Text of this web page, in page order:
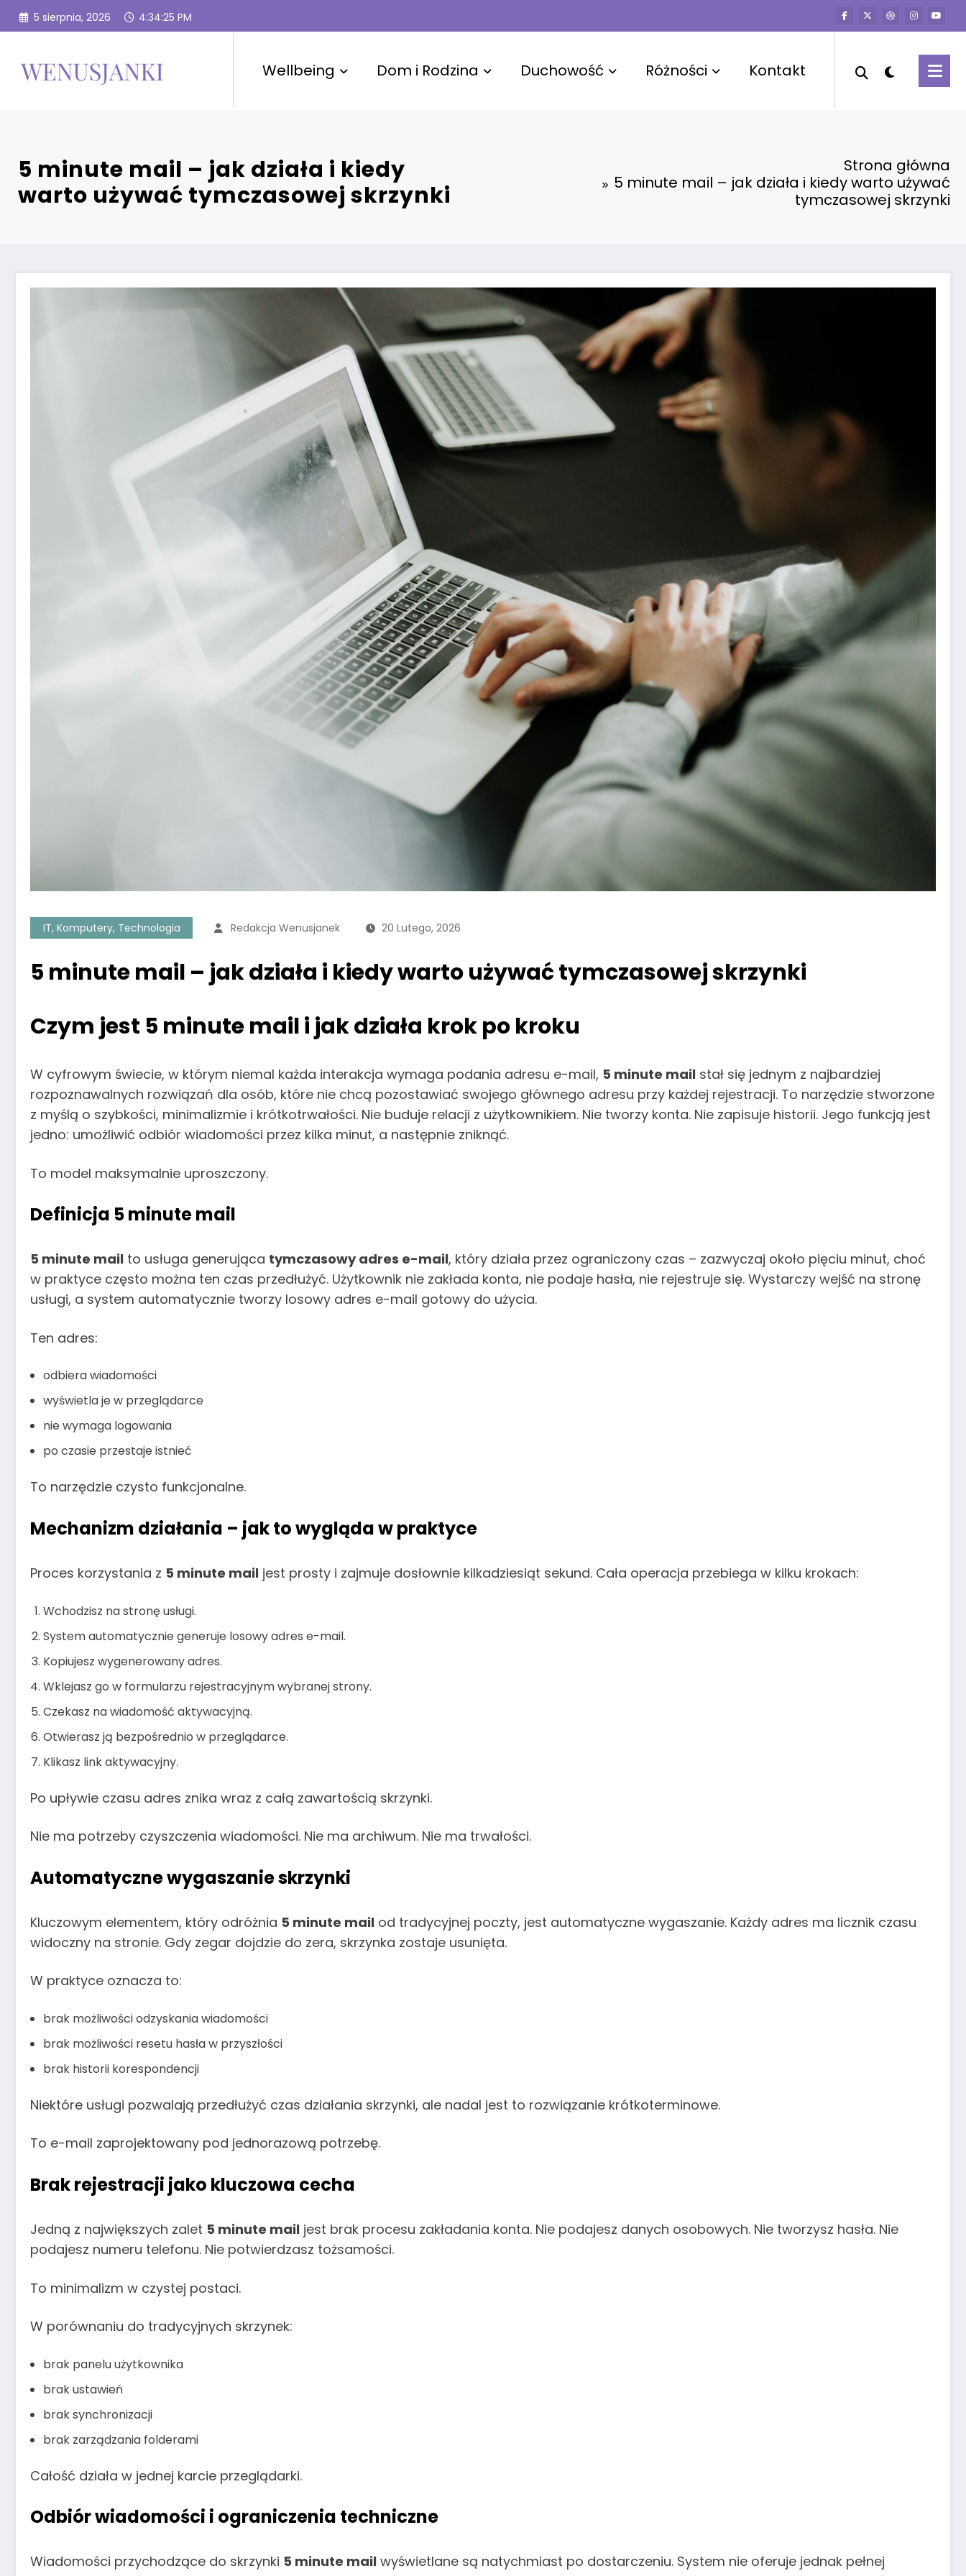
Przejdź
5 sierpnia, 2026 4:34:27 PM
Wellbeing Dom i Rodzina Duchowość Różności Kontakt
5 minute mail – jak działa i kiedy
warto używać tymczasowej skrzynki
Strona główna
5 minute mail – jak działa i kiedy warto używać
tymczasowej skrzynki
IT, Komputery, Technologia Redakcja Wenusjanek 20 Lutego, 2026
5 minute mail – jak działa i kiedy warto używać tymczasowej skrzynki
Czym jest 5 minute mail i jak działa krok po kroku
W cyfrowym świecie, w którym niemal każda interakcja wymaga podania adresu e-mail, 5 minute mail stał się jednym z najbardziej
rozpoznawalnych rozwiązań dla osób, które nie chcą pozostawiać swojego głównego adresu przy każdej rejestracji. To narzędzie stworzone
z myślą o szybkości, minimalizmie i krótkotrwałości. Nie buduje relacji z użytkownikiem. Nie tworzy konta. Nie zapisuje historii. Jego funkcją jest
jedno: umożliwić odbiór wiadomości przez kilka minut, a następnie zniknąć.
To model maksymalnie uproszczony.
Definicja 5 minute mail
5 minute mail to usługa generująca tymczasowy adres e-mail, który działa przez ograniczony czas – zazwyczaj około pięciu minut, choć
w praktyce często można ten czas przedłużyć. Użytkownik nie zakłada konta, nie podaje hasła, nie rejestruje się. Wystarczy wejść na stronę
usługi, a system automatycznie tworzy losowy adres e-mail gotowy do użycia.
Ten adres:
odbiera wiadomości
wyświetla je w przeglądarce
nie wymaga logowania
po czasie przestaje istnieć
To narzędzie czysto funkcjonalne.
Mechanizm działania – jak to wygląda w praktyce
Proces korzystania z 5 minute mail jest prosty i zajmuje dosłownie kilkadziesiąt sekund. Cała operacja przebiega w kilku krokach:
Wchodzisz na stronę usługi.
System automatycznie generuje losowy adres e-mail.
Kopiujesz wygenerowany adres.
Wklejasz go w formularzu rejestracyjnym wybranej strony.
Czekasz na wiadomość aktywacyjną.
Otwierasz ją bezpośrednio w przeglądarce.
Klikasz link aktywacyjny.
Po upływie czasu adres znika wraz z całą zawartością skrzynki.
Nie ma potrzeby czyszczenia wiadomości. Nie ma archiwum. Nie ma trwałości.
Automatyczne wygaszanie skrzynki
Kluczowym elementem, który odróżnia 5 minute mail od tradycyjnej poczty, jest automatyczne wygaszanie. Każdy adres ma licznik czasu
widoczny na stronie. Gdy zegar dojdzie do zera, skrzynka zostaje usunięta.
W praktyce oznacza to:
brak możliwości odzyskania wiadomości
brak możliwości resetu hasła w przyszłości
brak historii korespondencji
Niektóre usługi pozwalają przedłużyć czas działania skrzynki, ale nadal jest to rozwiązanie krótkoterminowe.
To e-mail zaprojektowany pod jednorazową potrzebę.
Brak rejestracji jako kluczowa cecha
Jedną z największych zalet 5 minute mail jest brak procesu zakładania konta. Nie podajesz danych osobowych. Nie tworzysz hasła. Nie
podajesz numeru telefonu. Nie potwierdzasz tożsamości.
To minimalizm w czystej postaci.
W porównaniu do tradycyjnych skrzynek:
brak panelu użytkownika
brak ustawień
brak synchronizacji
brak zarządzania folderami
Całość działa w jednej karcie przeglądarki.
Odbiór wiadomości i ograniczenia techniczne
Wiadomości przychodzące do skrzynki 5 minute mail wyświetlane są natychmiast po dostarczeniu. System nie oferuje jednak pełnej